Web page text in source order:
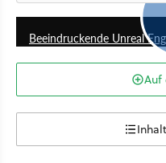
Beeindruckende Unreal
Auf